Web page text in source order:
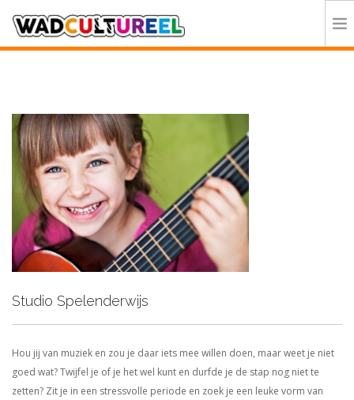
DEELNEMERS
DOE MEE
CONTACT
ORGANISATIE
Studio Spelenderwijs
Hou jij van muziek en zou je daar iets mee willen doen, maar weet je niet
goed wat? Twijfel je of je het wel kunt en durfde je de stap nog niet te
zetten? Zit je in een stressvolle periode en zoek je een leuke vorm van